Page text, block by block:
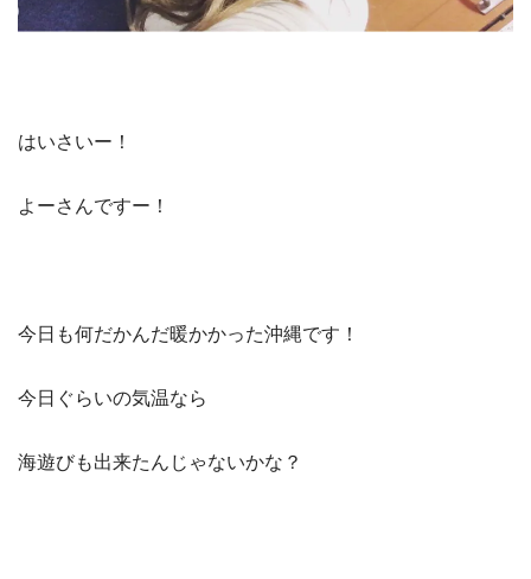
はいさいー！
よーさんですー！
今日も何だかんだ暖かかった沖縄です！
今日ぐらいの気温なら
海遊びも出来たんじゃないかな？